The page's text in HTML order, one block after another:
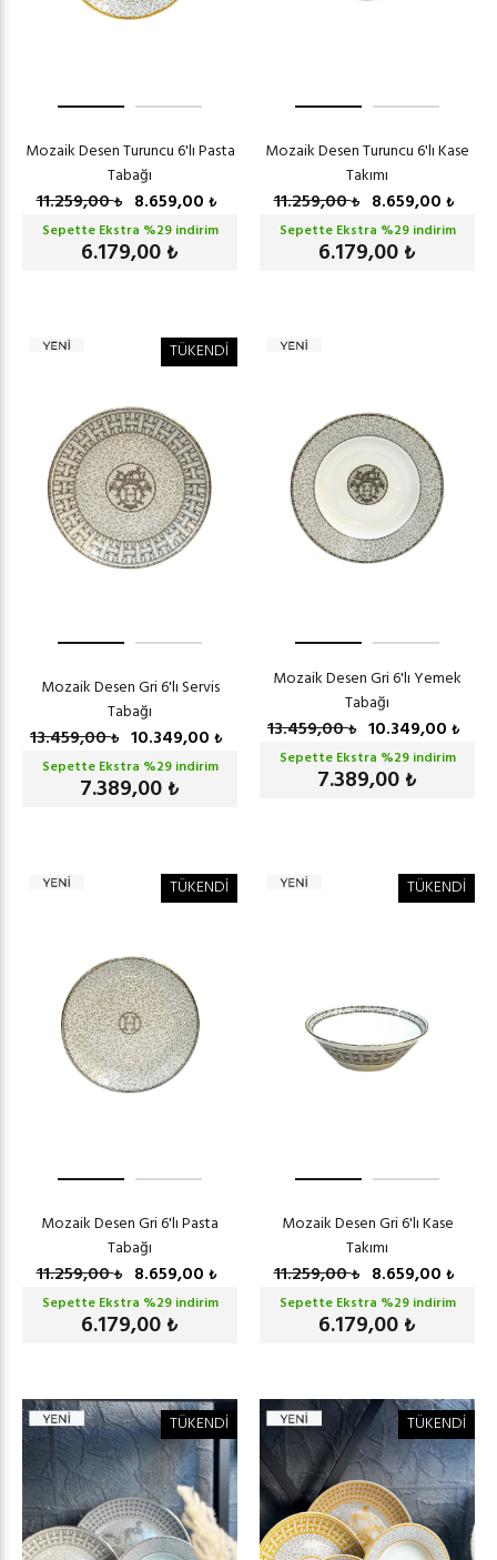
Mozaik Desen Turuncu 6'lı Pasta
Tabağı
11.259,00₺ 8.659,00 ₺
Sepette Ekstra %29indirim
6.179,00 ₺
Mozaik Desen Turuncu 6'lı Kase
Takımı
11.259,00₺ 8.659,00 ₺
Sepette Ekstra %29indirim
6.179,00 ₺
TÜKENDİ
Mozaik Desen Gri 6'lı Servis
Tabağı
13.459,00₺ 10.349,00 ₺
Sepette Ekstra %29indirim
7.389,00 ₺
Mozaik Desen Gri 6'lı Yemek
Tabağı
13.459,00₺ 10.349,00 ₺
Sepette Ekstra %29indirim
7.389,00 ₺
TÜKENDİ
Mozaik Desen Gri 6'lı Pasta
Tabağı
11.259,00₺ 8.659,00 ₺
Sepette Ekstra %29indirim
6.179,00 ₺
TÜKENDİ
Mozaik Desen Gri 6'lı Kase
Takımı
11.259,00₺ 8.659,00 ₺
Sepette Ekstra %29indirim
6.179,00 ₺
TÜKENDİ TÜKENDİ